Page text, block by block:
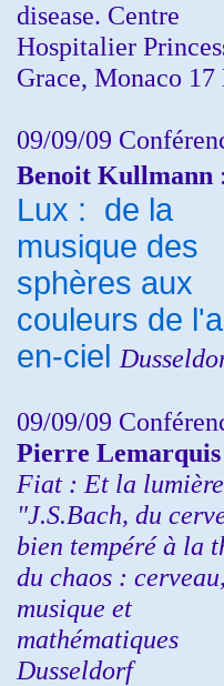
disease. Centre
Hospitalier
Grace, Monaco 17
09/09/09
Benoit Kullmann :
Lux : de la
musique des
sphères aux
couleurs de
en-ciel
09/09/09
Pierre Lemarquis
Fiat : Et la
"J.S.Bach, du
bien tempéré à la
du chaos : cerveau,
musique et
mathématiques
Dusseldorf